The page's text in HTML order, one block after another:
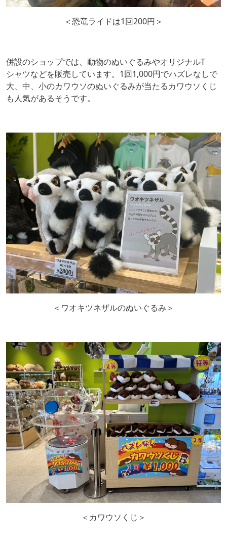
＜恐竜ライドは1回200円＞
併設のショップでは、動物のぬいぐるみやオリジナルT
シャツなどを販売しています。1回1,000円でハズレなしで
大、中、小のカワウソのぬいぐるみが当たるカワウソくじ
も人気があるそうです。
＜ワオキツネザルのぬいぐるみ＞
＜カワウソくじ＞